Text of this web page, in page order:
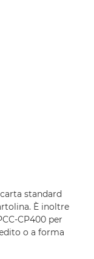
standard
È inoltre
CP400 per
o a forma